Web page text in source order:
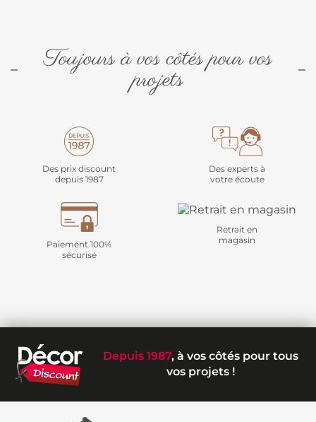
Toujours à vos côtés pour vos
projets
Des prix discount
depuis 1987
Des experts à
votre écoute
Paiement 100%
sécurisé
Retrait en
magasin
Depuis 1987, à vos côtés pour tous
vos projets !